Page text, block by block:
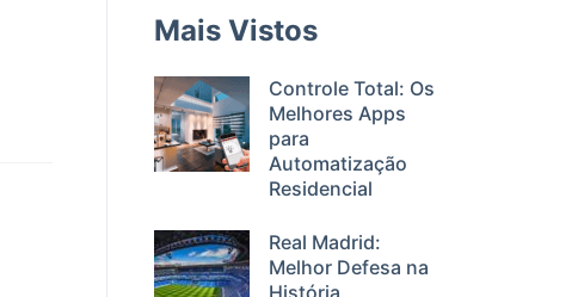
Mais Vistos
Controle Total: Os
Melhores Apps
para
Automatização
Residencial
Real Madrid:
Melhor Defesa na
História